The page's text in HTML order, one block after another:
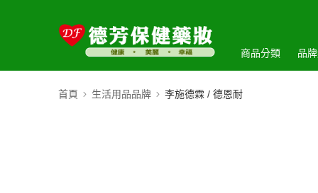
商品分類 品
首頁 生活用品品牌 李施德霖 / 德恩耐